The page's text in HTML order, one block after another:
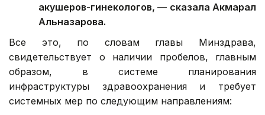
акушеров-гинекологов, — сказала Акмарал
Альназарова.
Все это, по словам главы Минздрава,
свидетельствует о наличии пробелов, главным
образом, в системе планирования
инфраструктуры здравоохранения и требует
системных мер по следующим направлениям: